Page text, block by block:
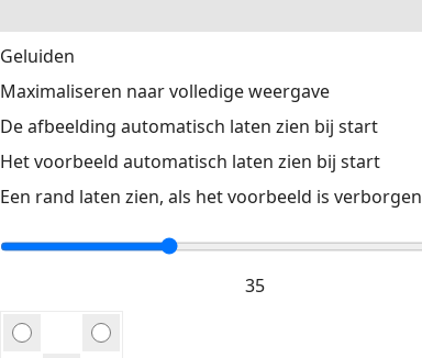
Geluiden
Maximaliseren naar volledige weergave
De afbeelding automatisch laten zien bij start
Het voorbeeld automatisch laten zien bij start
Een rand laten zien, als het voorbeeld is verborgen